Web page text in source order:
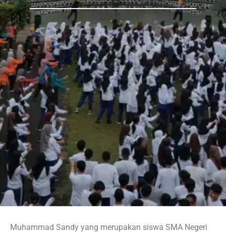
Muhammad Sandy yang merupakan siswa SMA Negeri